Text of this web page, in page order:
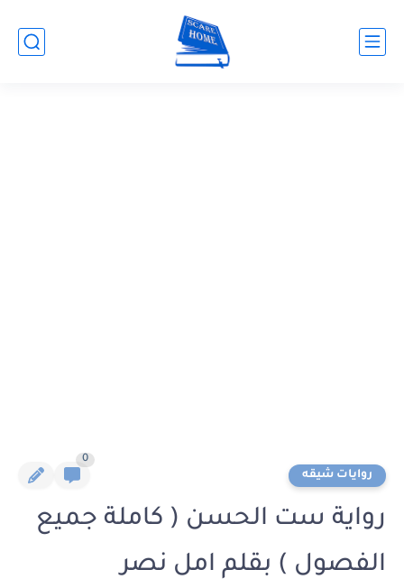
روايات شيقه
0
رواية ست الحسن ( كاملة جميع
الفصول ) بقلم امل نصر